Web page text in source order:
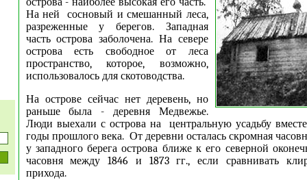
На ней сосновый и смешанный леса,
разреженные у берегов. Западная
часть острова заболочена. На севере
острова есть свободное от леса
пространство, которое, возможно,
использовалось для скотоводства.
На острове сейчас нет деревень, но
раньше была - деревня Медвежье.
Люди выехали с острова на центральную усадьбу
годы прошлого века. От деревни осталась скромная
у западного берега острова ближе к его северной
часовня между 1846 и 1873 гг., если сравнивать
прихода.